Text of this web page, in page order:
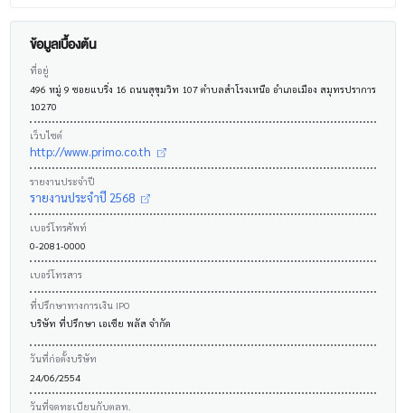
ข้อมูลเบื้องต้น
ที่อยู่
496 หมู่ 9 ซอยแบริ่ง 16 ถนนสุขุมวิท 107 ตำบลสำโรงเหนือ อำเภอเมือง สมุทรปราการ
10270
เว็บไซต์
http://www.primo.co.th
รายงานประจำปี
รายงานประจำปี 2568
เบอร์โทรศัพท์
0-2081-0000
เบอร์โทรสาร
ที่ปรึกษาทางการเงิน IPO
บริษัท ที่ปรึกษา เอเซีย พลัส จำกัด
วันที่ก่อตั้งบริษัท
24/06/2554
วันที่จดทะเบียนกับตลท.